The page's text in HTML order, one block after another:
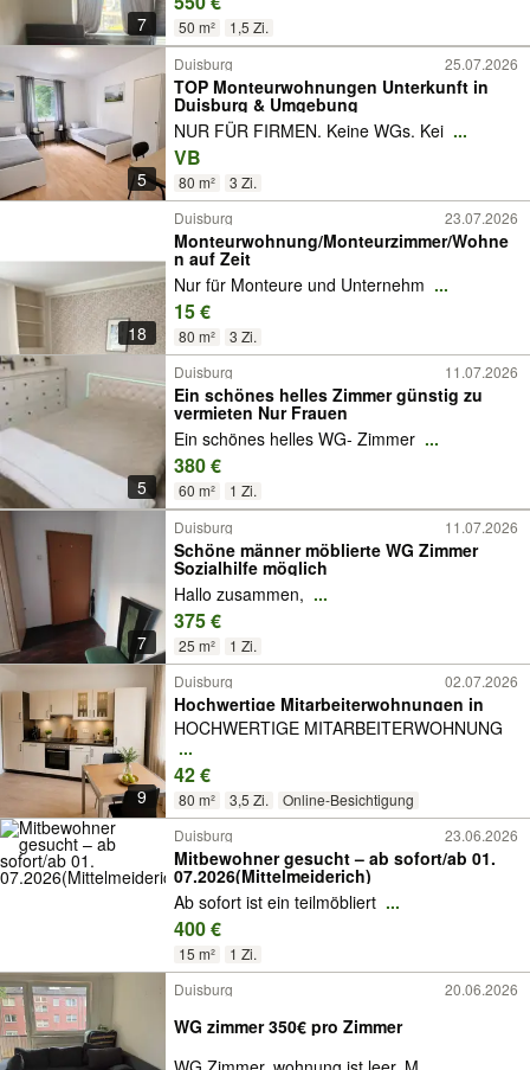
7 50 m² 1,5 Zi.
5
Duisburg 25.07.2026
TOP Monteurwohnungen Unterkunft in
Duisburg & Umgebung
NUR FÜR FIRMEN. Keine WGs. Kei ...
VB
80 m² 3 Zi.
18
Duisburg 23.07.2026
Monteurwohnung/Monteurzimmer/Wohne
n auf Zeit
Nur für Monteure und Unternehm ...
15 €
80 m² 3 Zi.
5
Duisburg 11.07.2026
Ein schönes helles Zimmer günstig zu
vermieten Nur Frauen
Ein schönes helles WG- Zimmer ...
380 €
60 m² 1 Zi.
7
Duisburg 11.07.2026
Schöne männer möblierte WG Zimmer
Sozialhilfe möglich
Hallo zusammen, ...
375 €
25 m² 1 Zi.
9
Duisburg 02.07.2026
Hochwertige Mitarbeiterwohnungen in
Duisburg / sofort verfügbar
HOCHWERTIGE MITARBEITERWOHNUNG
...
42 €
80 m² 3,5 Zi.
Online-Besichtigung
Duisburg
23.06.2026
Mitbewohner gesucht – ab sofort/ab 01.
07.2026(Mittelmeiderich)
Ab sofort ist ein teilmöbliert ...
400 €
15 m² 1 Zi.
Duisburg 20.06.2026
WG zimmer 350€ pro Zimmer